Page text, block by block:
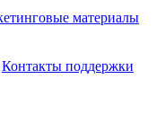
материалы
Контакты поддержки